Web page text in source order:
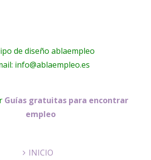
de diseño ablaempleo
info@ablaempleo.es
Guías gratuitas para encontrar
empleo
INICIO